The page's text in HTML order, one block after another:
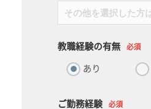
教職経験の有無 必須
あり
ご勤務経験 必須